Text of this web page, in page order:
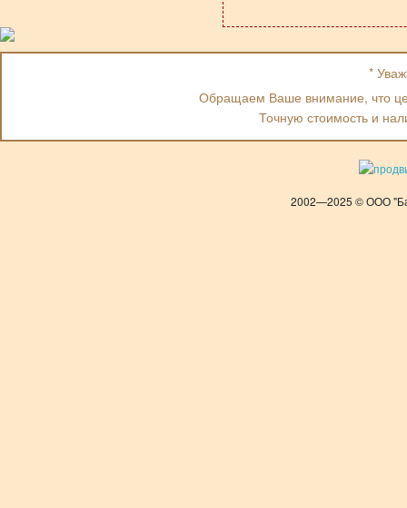
*
Обращаем Ваше внимание, что
Точную стоимость и
2002—2025 © ООО